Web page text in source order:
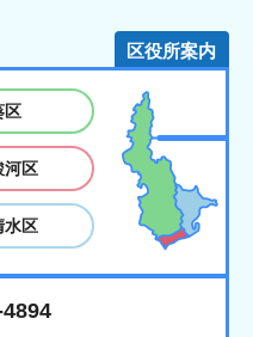
区役所案内
区
河区
水区